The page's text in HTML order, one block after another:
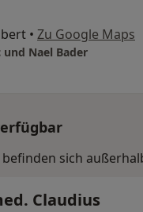
• Zu Google Maps
und Nael Bader
sich
Claudius